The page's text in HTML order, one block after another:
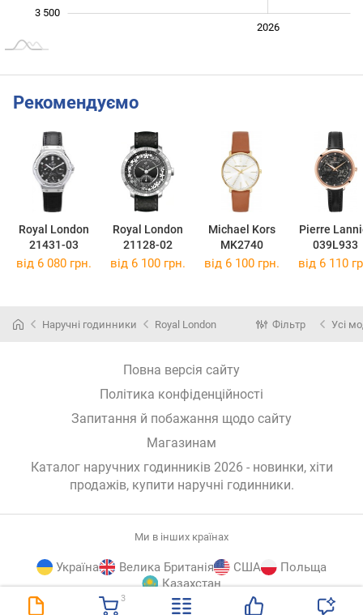
3
3 500
2026
Рекомендуємо
Royal London
21431-03
Royal London
21128-02
Michael Kors
MK2740
Pierre
039L933
від 6 080 грн. від 6 100 грн. від 6 100 грн. від 6 110
Наручні годинники Royal London Фільтр Усі
Повна версія сайту
Політика конфіденційності
Запитання й побажання щодо сайту
Магазинам
Каталог наручних годинників 2026 - новинки, хіти
продажів, купити наручні годинники.
Ми в інших країнах
Україна Велика Британія США
Польща
Казахстан